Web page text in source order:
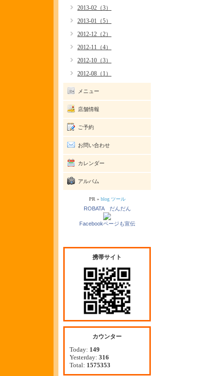
2013-02（3）
2013-01（5）
2012-12（2）
2012-11（4）
2012-10（3）
2012-08（1）
メニュー
店舗情報
ご予約
お問い合わせ
カレンダー
アルバム
PR » blog ツール
ROBATA だんだん
Facebookページも宣伝
携帯サイト
カウンター
Today: 149
Yesterday: 316
Total: 1575353